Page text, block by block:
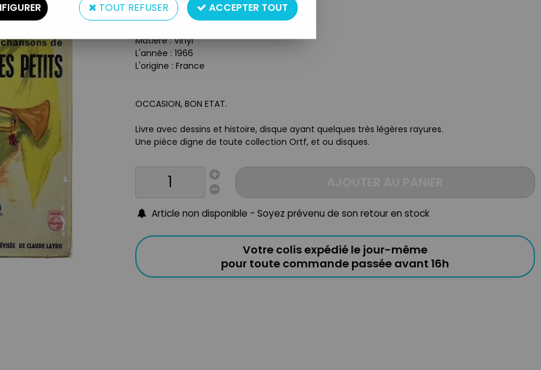
Type : Disque
Matière : Vinyl
L'année : 1966
L'origine : France
OCCASION, BON ETAT.
Livre avec dessins et histoire, disque ayant quelques très légères rayures.
Une pièce digne de toute collection Ortf, et ou disques.
Article non disponible - Soyez prévenu de son retour en stock
Votre colis expédié le jour-même
pour toute commande passée avant 16h
TOUT REFUSER ACCEPTER TOUT